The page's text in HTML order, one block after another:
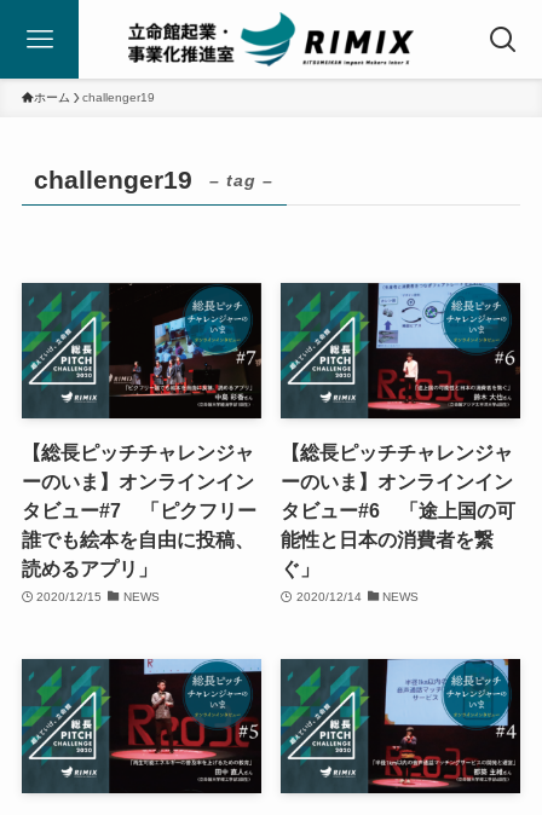
ホーム challenger19
challenger19 – tag –
【総長ピッチチャレンジャ
ーのいま】オンラインイン
タビュー#7 「ピクフリー
誰でも絵本を自由に投稿、
読めるアプリ」
2020/12/15 NEWS
【総長ピッチチャレンジャ
ーのいま】オンラインイン
タビュー#6 「途上国の可
能性と日本の消費者を繋
ぐ」
2020/12/14 NEWS